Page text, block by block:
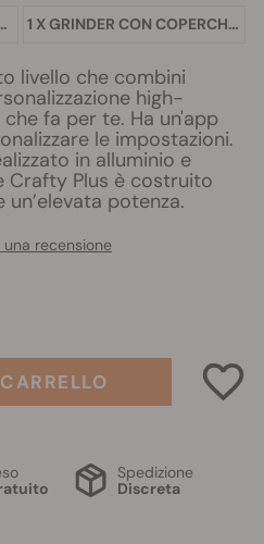
GRATUITI
1 X GRINDER CON COPERCHIO TRASPARENTE
livello che combini
high-
che fa per te. Ha un'app
le impostazioni.
in alluminio e
Crafty Plus è costruito
potenza.
una recensione
Spedizione
Discreta